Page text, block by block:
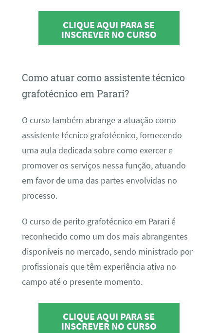
CLIQUE AQUI PARA SE
INSCREVER NO CURSO
Como atuar como assistente técnico
grafotécnico em Parari?
O curso também abrange a atuação como
assistente técnico grafotécnico, fornecendo
uma aula dedicada sobre como exercer e
promover os serviços nessa função, atuando
em favor de uma das partes envolvidas no
processo.
O curso de perito grafotécnico em Parari é
reconhecido como um dos mais abrangentes
disponíveis no mercado, sendo ministrado por
profissionais que têm experiência ativa no
campo até o presente momento.
CLIQUE AQUI PARA SE
INSCREVER NO CURSO